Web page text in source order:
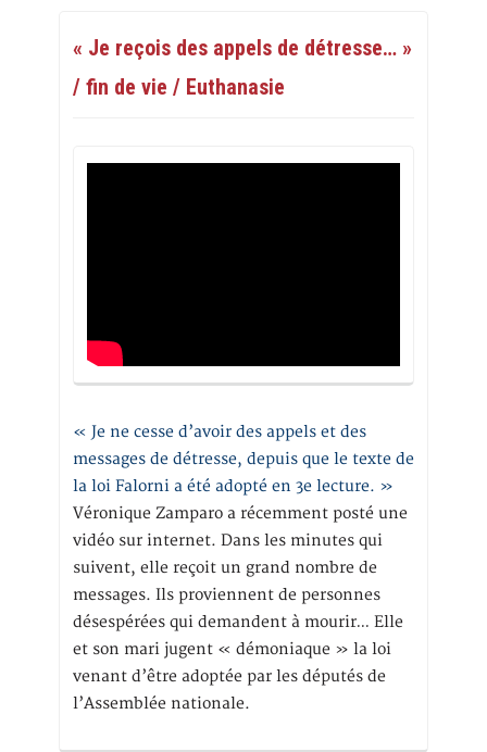
« Je reçois des appels de détresse… »
/ fin de vie / Euthanasie
« Je ne cesse d’avoir des appels et des
messages de détresse, depuis que le texte de
la loi Falorni a été adopté en 3e lecture. »
Véronique Zamparo a récemment posté une
vidéo sur internet. Dans les minutes qui
suivent, elle reçoit un grand nombre de
messages. Ils proviennent de personnes
désespérées qui demandent à mourir… Elle
et son mari jugent « démoniaque » la loi
venant d’être adoptée par les députés de
l’Assemblée nationale.